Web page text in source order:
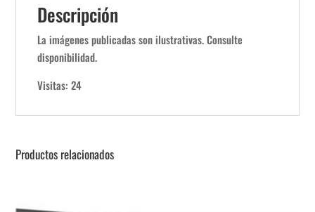
Descripción
La imágenes publicadas son ilustrativas. Consulte
disponibilidad.
Visitas: 24
Productos relacionados